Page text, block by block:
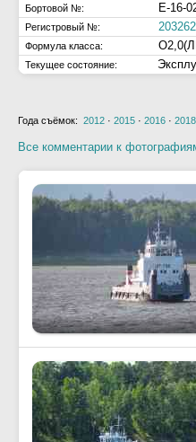
Бортовой №: Е-16-
Регистровый №: 203262
Формула класса:
Текущее состояние:
Года съёмок: 2012 · 2015 · 2016 · 2018
Все комментарии к